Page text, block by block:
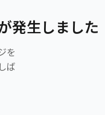
発生しました
を
ば